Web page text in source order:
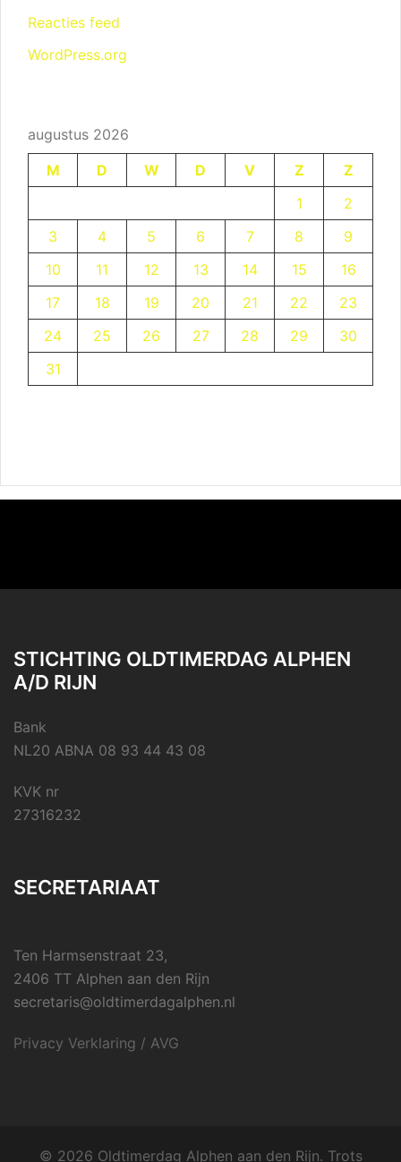
Reacties feed
WordPress.org
augustus 2026
M
D W D V Z
Z
1
2
3
4 5 6 7 8
9
10
11 12 13 14 15
16
17
18 19 20 21 22
23
24
25 26 27 28 29
30
31
STICHTING OLDTIMERDAG ALPHEN
A/D RIJN
Bank
NL20 ABNA 08 93 44 43 08
KVK nr
27316232
SECRETARIAAT
Ten Harmsenstraat 23,
2406 TT Alphen aan den Rijn
secretaris@oldtimerdagalphen.nl
Privacy Verklaring / AVG
© 2026 Oldtimerdag Alphen aan den Rijn. Trots